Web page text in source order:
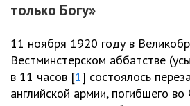
только Богу»
11 ноября 1920 году в
Вестминстерском аббатстве
в 11 часов [1] состоялось
английской армии, погибшего